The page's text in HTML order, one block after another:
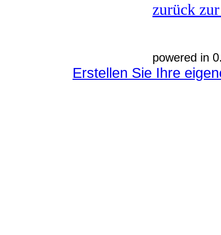
zurück
powered in
Erstellen Sie Ihre